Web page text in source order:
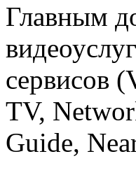
Главным
сервисов
TV,
Guide,